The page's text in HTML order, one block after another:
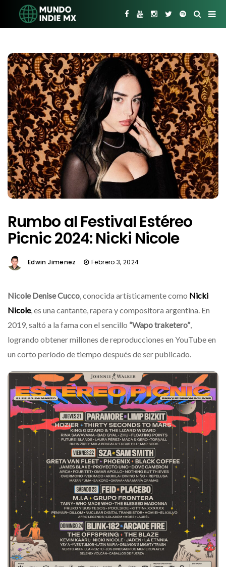
Rumbo al Festival Estéreo
Picnic 2024: Nicki Nicole
Edwin Jimenez Febrero 3, 2024
Nicole Denise Cucco, conocida artísticamente como Nicki
Nicole, es una cantante, rapera y compositora argentina. En
2019, saltó a la fama con el sencillo “Wapo traketero”,
logrando obtener millones de reproducciones en YouTube en
un corto período de tiempo después de ser publicado.